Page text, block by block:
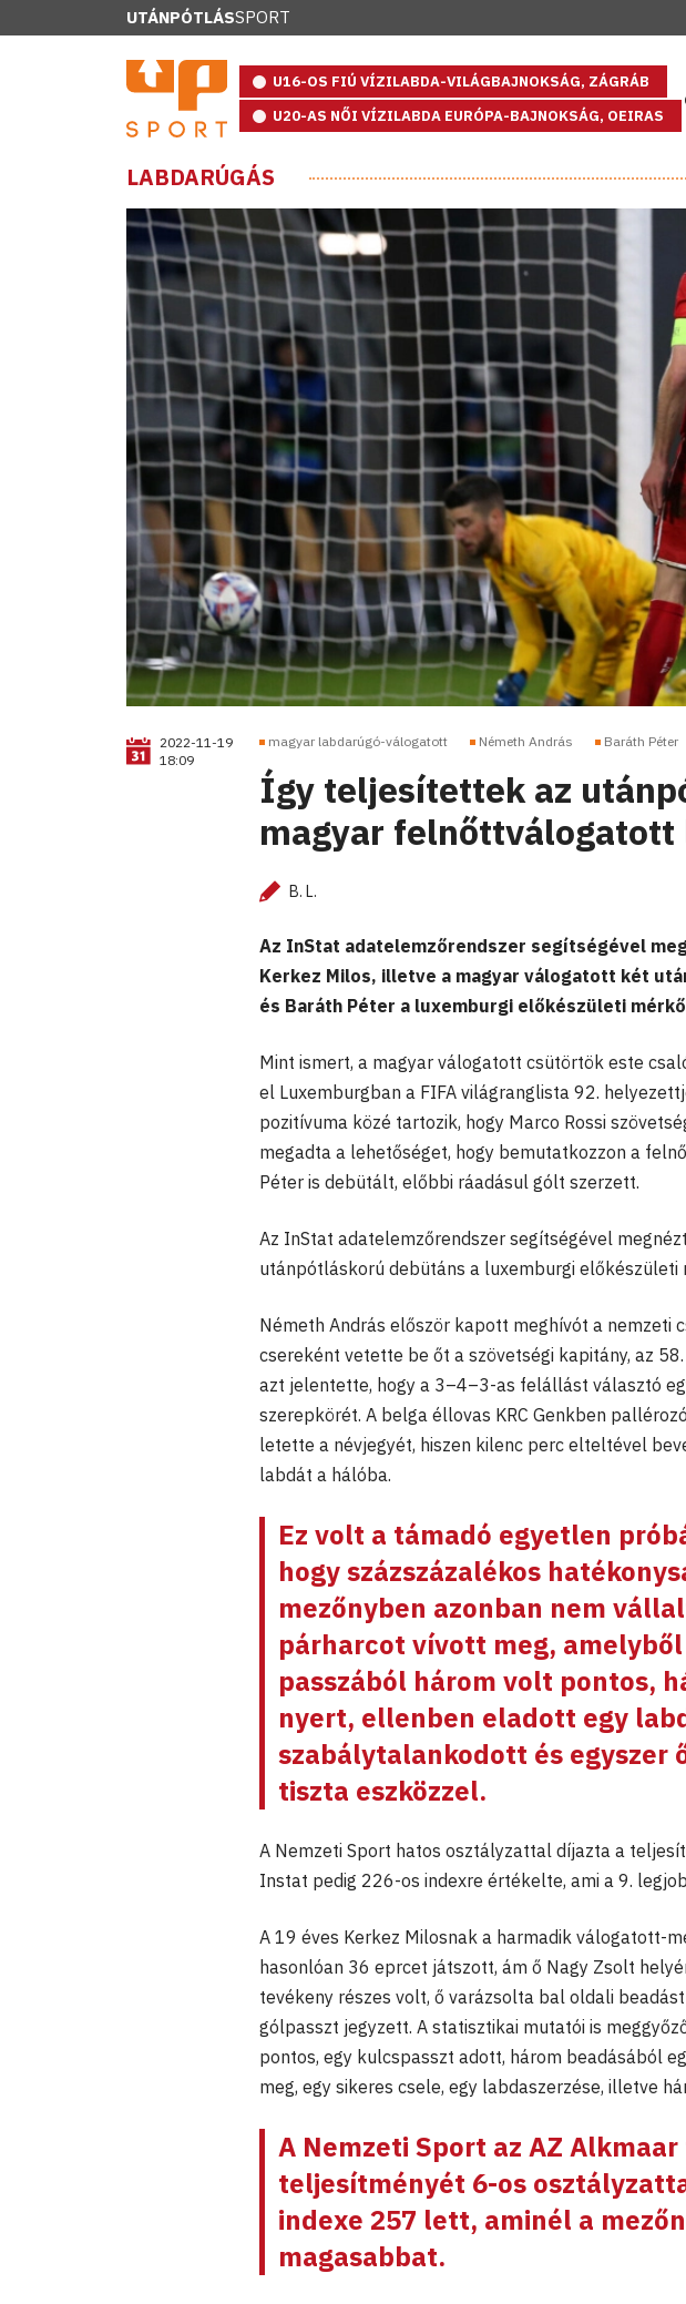
UTÁNPÓTLÁSSPORT
U16-OS FIÚ VÍZILABDA-VILÁGBAJNOKSÁG, ZÁGRÁB
U20-AS NŐI VÍZILABDA EURÓPA-BAJNOKSÁG, OEIRAS
LABDARÚGÁS
2022-11-19
18:09
magyar labdarúgó-válogatott Németh András Baráth Péter
Így teljesítettek az
magyar felnőttválogatott
B. L.
Az InStat adatelemzőrendszer segítségével
Kerkez Milos, illetve a magyar válogatott két
és Baráth Péter a luxemburgi előkészületi
Mint ismert, a magyar válogatott csütörtök este
el Luxemburgban a FIFA világranglista 92.
pozitívuma közé tartozik, hogy Marco Rossi
megadta a lehetőséget, hogy bemutatkozzon a
Péter is debütált, előbbi ráadásul gólt szerzett.
Az InStat adatelemzőrendszer segítségével
utánpótláskorú debütáns a luxemburgi előkészületi
Németh András először kapott meghívót a nemzeti
csereként vetette be őt a szövetségi kapitány, az
azt jelentette, hogy a 3–4–3-as felállást választó
szerepkörét. A belga éllovas KRC Genkben
letette a névjegyét, hiszen kilenc perc elteltével
labdát a hálóba.
Ez volt a támadó egyetlen
hogy százszázalékos
mezőnyben azonban nem
párharcot vívott meg,
passzából három volt pontos,
nyert, ellenben eladott egy
szabálytalankodott és
tiszta eszközzel.
A Nemzeti Sport hatos osztályzattal díjazta a
Instat pedig 226-os indexre értékelte, ami a 9.
A 19 éves Kerkez Milosnak a harmadik válogatott-
hasonlóan 36 eprcet játszott, ám ő Nagy Zsolt
tevékeny részes volt, ő varázsolta bal oldali
gólpasszt jegyzett. A statisztikai mutatói is
pontos, egy kulcspasszt adott, három beadásából
meg, egy sikeres csele, egy labdaszerzése, illetve
A Nemzeti Sport az AZ
teljesítményét 6-os
indexe 257 lett, aminél a
magasabbat.